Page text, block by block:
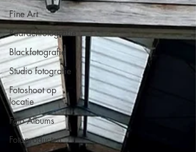
Fine Art
Paardenfotografie
Blackfotografie
Studio fotografie
Fotoshoot op
locatie
Foto Albums
Fotoproducten